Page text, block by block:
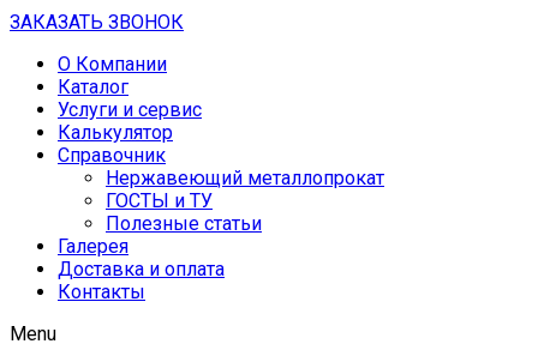
ЗАКАЗАТЬ ЗВОНОК
О Компании
Каталог
Услуги и сервис
Калькулятор
Справочник
Нержавеющий металлопрокат
ГОСТЫ и ТУ
Полезные статьи
Галерея
Доставка и оплата
Контакты
Menu